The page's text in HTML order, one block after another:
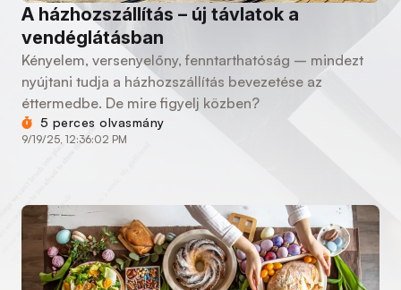
A házhozszállítás – új távlatok a
vendéglátásban
Kényelem, versenyelőny, fenntarthatóság – mindezt
nyújtani tudja a házhozszállítás bevezetése az
éttermedbe. De mire figyelj közben?
5 perces olvasmány
9/19/25, 12:36:02 PM